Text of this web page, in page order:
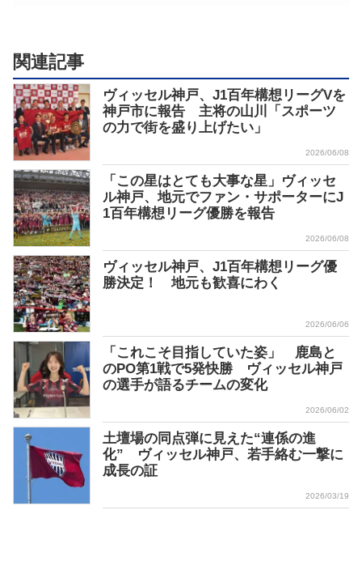
関連記事
ヴィッセル神戸、J1百年構想リーグVを
神戸市に報告 主将の山川「スポーツ
の力で街を盛り上げたい」
2026/06/08
「この星はとても大事な星」ヴィッセ
ル神戸、地元でファン・サポーターにJ
1百年構想リーグ優勝を報告
2026/06/08
ヴィッセル神戸、J1百年構想リーグ優
勝決定！ 地元も歓喜にわく
2026/06/06
「これこそ目指していた姿」 鹿島と
のPO第1戦で5発快勝 ヴィッセル神戸
の選手が語るチームの変化
2026/06/02
土壇場の同点弾に見えた“連係の進
化” ヴィッセル神戸、若手絡む一撃に
成長の証
2026/03/19